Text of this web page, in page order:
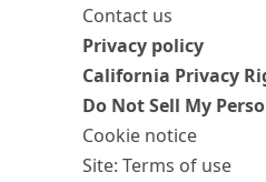
Contact us
Privacy policy
California Privacy
Do Not Sell My
Cookie notice
Site: Terms of use